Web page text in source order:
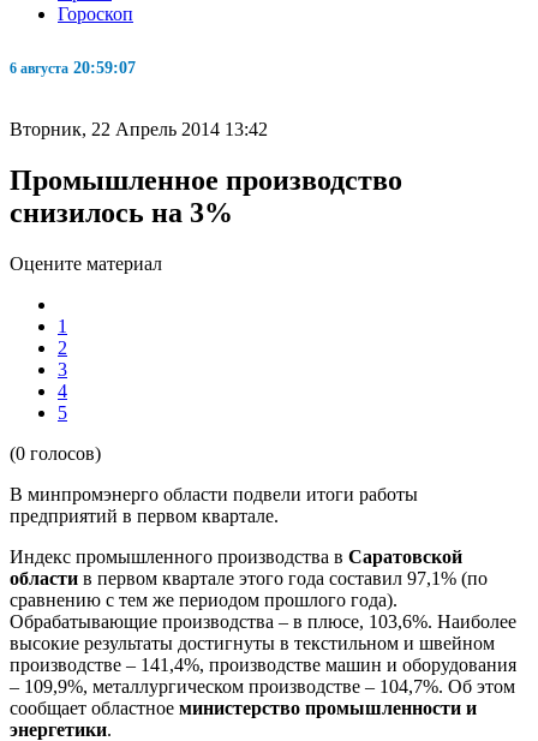
Гороскоп
6 августа 20:59:08
Вторник, 22 Апрель 2014 13:42
Промышленное производство
снизилось на 3%
Оцените материал
1
2
3
4
5
(0 голосов)
В минпромэнерго области подвели итоги работы
предприятий в первом квартале.
Индекс промышленного производства в Саратовской
области в первом квартале этого года составил 97,1% (по
сравнению с тем же периодом прошлого года).
Обрабатывающие производства – в плюсе, 103,6%. Наиболее
высокие результаты достигнуты в текстильном и швейном
производстве – 141,4%, производстве машин и оборудования
– 109,9%, металлургическом производстве – 104,7%. Об этом
сообщает областное министерство промышленности и
энергетики.